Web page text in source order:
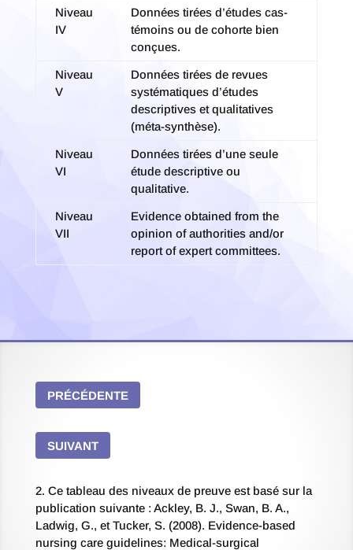
Niveau
IV
Données tirées d’études cas-
témoins ou de cohorte bien
conçues.
Niveau
V
Données tirées de revues
systématiques d’études
descriptives et qualitatives
(méta-synthèse).
Niveau
VI
Données tirées d’une seule
étude descriptive ou
qualitative.
Niveau
VII
Evidence obtained from the
opinion of authorities and/or
report of expert committees.
PRÉCÉDENTE
SUIVANT
2. Ce tableau des niveaux de preuve est basé sur la
publication suivante : Ackley, B. J., Swan, B. A.,
Ladwig, G., et Tucker, S. (2008). Evidence-based
nursing care guidelines: Medical-surgical